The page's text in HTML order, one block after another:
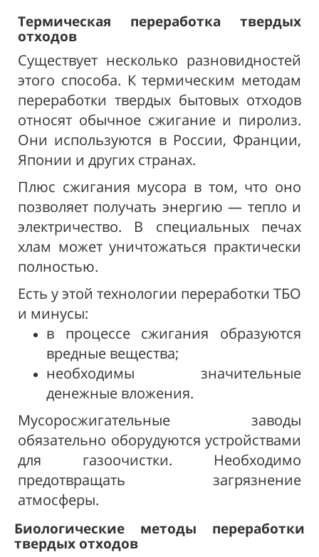
Термическая переработка твердых
отходов
Существует несколько разновидностей
этого способа. К термическим методам
переработки твердых бытовых отходов
относят обычное сжигание и пиролиз.
Они используются в России, Франции,
Японии и других странах.
Плюс сжигания мусора в том, что оно
позволяет получать энергию — тепло и
электричество. В специальных печах
хлам может уничтожаться практически
полностью.
Есть у этой технологии переработки ТБО
и минусы:
в процессе сжигания образуются
вредные вещества;
необходимы значительные
денежные вложения.
Мусоросжигательные заводы
обязательно оборудуются устройствами
для газоочистки. Необходимо
предотвращать загрязнение
атмосферы.
Биологические методы переработки
твердых отходов